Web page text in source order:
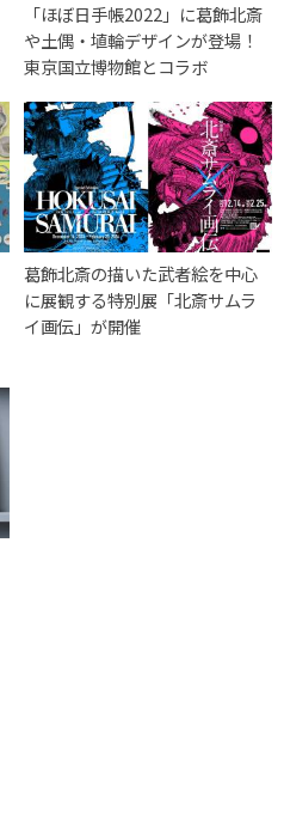
「ほぼ日手帳2022」に葛飾北斎
や土偶・埴輪デザインが登場！
東京国立博物館とコラボ
葛飾北斎の描いた武者絵を中心
に展観する特別展「北斎サムラ
イ画伝」が開催